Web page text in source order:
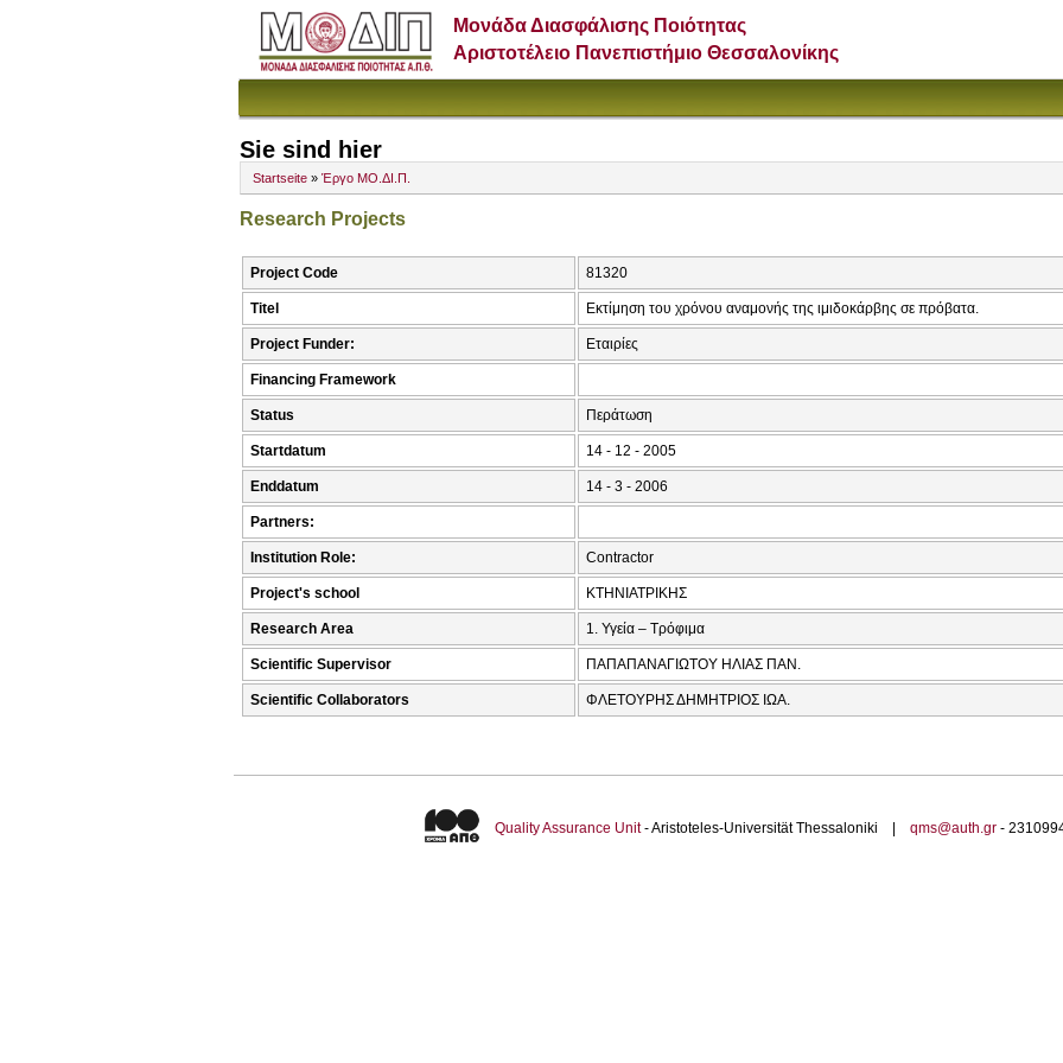
Μονάδα Διασφάλισης Ποιότητας
Αριστοτέλειο Πανεπιστήμιο Θεσσαλονίκης
Sie sind hier
Startseite » Έργο ΜΟ.ΔΙ.Π.
Research Projects
Project Code 81320
Titel Εκτίμηση του χρόνου αναμονής της ιμιδοκάρβης σε πρόβατα.
Project Funder: Εταιρίες
Financing Framework
Status Περάτωση
Startdatum 14 - 12 - 2005
Enddatum 14 - 3 - 2006
Partners:
Institution Role: Contractor
Project's school ΚΤΗΝΙΑΤΡΙΚΗΣ
Research Area 1. Υγεία – Τρόφιμα
Scientific Supervisor ΠΑΠΑΠΑΝΑΓΙΩΤΟΥ ΗΛΙΑΣ ΠΑΝ.
Scientific Collaborators ΦΛΕΤΟΥΡΗΣ ΔΗΜΗΤΡΙΟΣ ΙΩΑ.
Quality Assurance Unit- Aristoteles-Universität Thessaloniki | qms@auth.gr -